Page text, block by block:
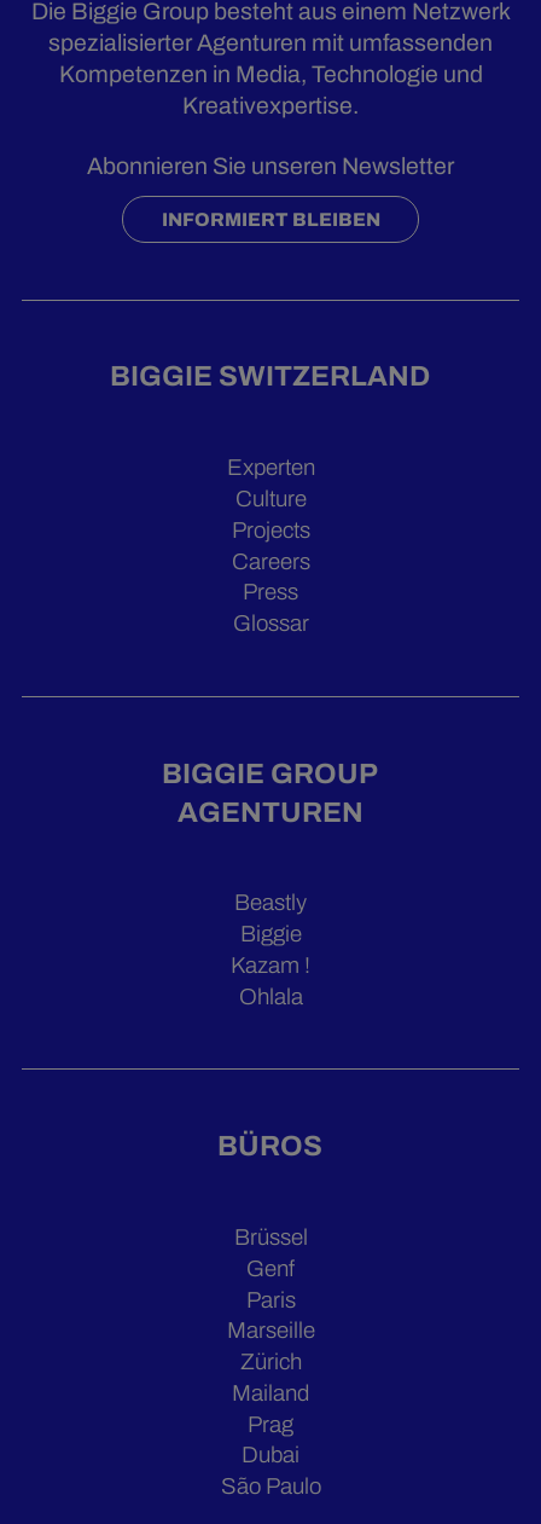
Die Biggie Group besteht aus einem Netzwerk
spezialisierter Agenturen mit umfassenden
Kompetenzen in Media, Technologie und
Kreativexpertise.
Abonnieren Sie unseren Newsletter
INFORMIERT BLEIBEN
BIGGIE SWITZERLAND
Experten
Culture
Projects
Careers
Press
Glossar
BIGGIE GROUP
AGENTUREN
Beastly
Biggie
Kazam !
Ohlala
BÜROS
Brüssel
Genf
Paris
Marseille
Zürich
Mailand
Prag
Dubai
São Paulo